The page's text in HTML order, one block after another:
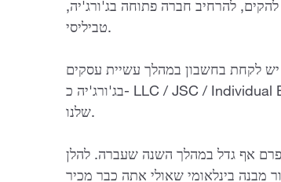
להרחיב חברה פתוחה בג'ורג'יה,
טביליסי.
אשר יש לקחת בחשבון במהלך עשיית עסקים
בג'ורג'יה כ- LLC / JSC / Individual Entrepreneur. ניתן למצוא מאמר מפורט ב-Analytics
שלנו.
אף גדל במהלך השנה שעברה. להלן